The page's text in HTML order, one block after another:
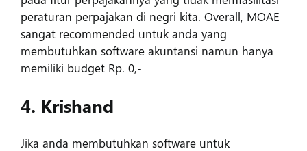
peraturan perpajakan di negri kita. Overall, MOAE
sangat recommended untuk anda yang
membutuhkan software akuntansi namun hanya
memiliki budget Rp. 0,-
4. Krishand
Jika anda membutuhkan software untuk